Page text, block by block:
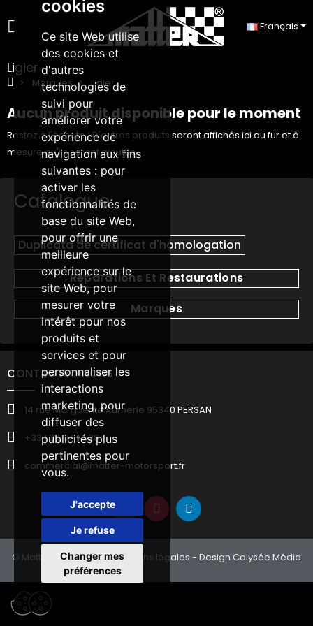
cookies
Ce site Web utilise
des cookies et
d'autres
technologies de
suivi pour
améliorer votre
expérience de
navigation aux fins
suivantes : pour
activer les
fonctionnalités de
base du site Web,
pour offrir une
meilleure
expérience sur le
site Web,pour
mesurer votre
intérêt pour nos
produits et
services et pour
personnaliser les
interactions
marketing,pour
diffuser des
publicités plus
pertinentes pour
vous.
J'accepte
Je refuse
Changer mes
préférences
Français
Ligier
Marques Ligier
Catalogue
Duplicata de certificat d'homologation
Réparations Et Restaurations
Marques
Aucun produit disponible pour le moment
Restez à l'écoute ! D'autres produits seront affichés ici au fur et à
mesure qu'ils seront ajoutés.
CONTACTEZ-NOUS
14 rue Marguerite Aumerle 95340 PERSAN
+33 1 34 04 14 28
commercial@matter-motorsport.fr
© Matter Motorsport -Mentions légales - Design Colysée Média